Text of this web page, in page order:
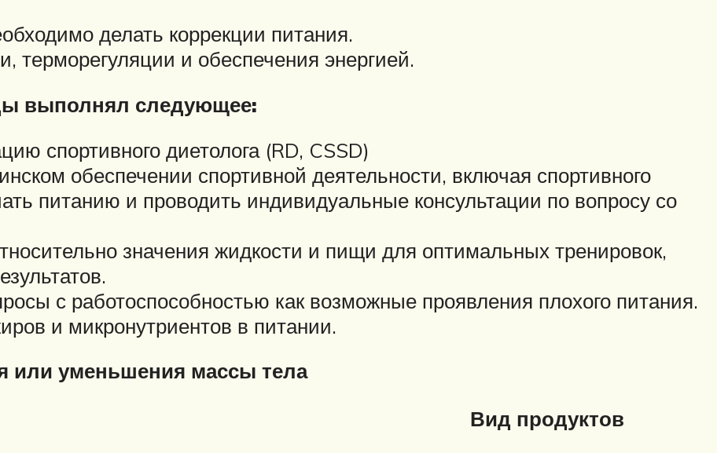
делать коррекции питания.
терморегуляции и обеспечения энергией.
выполнял следующее:
спортивного диетолога (RD, CSSD)
обеспечении спортивной деятельности, включая спортивного
питанию и проводить индивидуальные консультации по вопросу со
значения жидкости и пищи для оптимальных тренировок,
с работоспособностью как возможные проявления плохого питания.
и микронутриентов в питании.
или уменьшения массы тела
Вид продуктов